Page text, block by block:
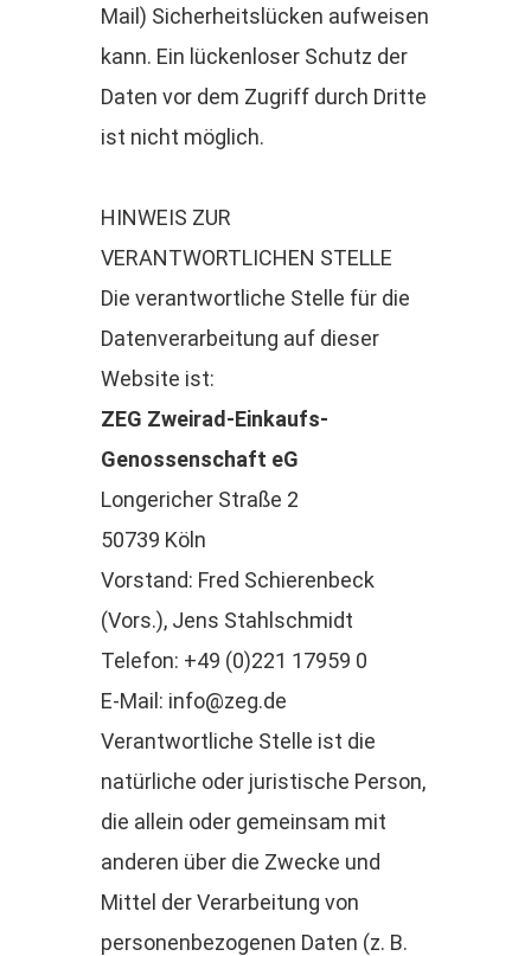
Mail) Sicherheitslücken aufweisen
kann. Ein lückenloser Schutz der
Daten vor dem Zugriff durch Dritte
ist nicht möglich.
HINWEIS ZUR
VERANTWORTLICHEN STELLE
Die verantwortliche Stelle für die
Datenverarbeitung auf dieser
Website ist:
ZEG Zweirad-Einkaufs-
Genossenschaft eG
Longericher Straße 2
50739 Köln
Vorstand: Fred Schierenbeck
(Vors.), Jens Stahlschmidt
Telefon: +49 (0)221 17959 0
E-Mail: info@zeg.de
Verantwortliche Stelle ist die
natürliche oder juristische Person,
die allein oder gemeinsam mit
anderen über die Zwecke und
Mittel der Verarbeitung von
personenbezogenen Daten (z. B.